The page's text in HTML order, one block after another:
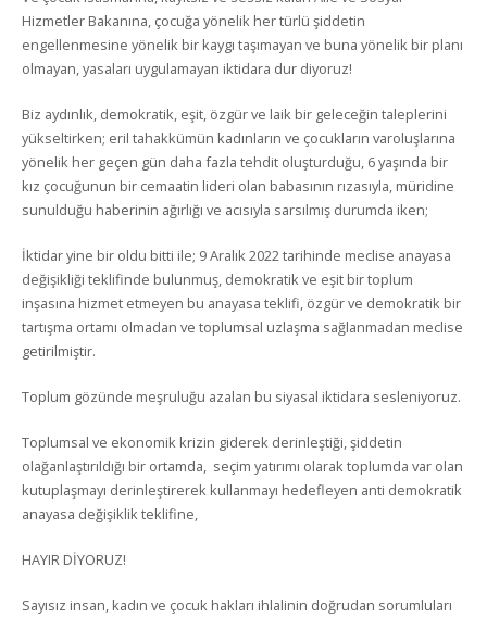
Hizmetler Bakanına, çocuğa yönelik her türlü şiddetin
engellenmesine yönelik bir kaygı taşımayan ve buna yönelik bir planı
olmayan, yasaları uygulamayan iktidara dur diyoruz!
Biz aydınlık, demokratik, eşit, özgür ve laik bir geleceğin taleplerini
yükseltirken; eril tahakkümün kadınların ve çocukların varoluşlarına
yönelik her geçen gün daha fazla tehdit oluşturduğu, 6 yaşında bir
kız çocuğunun bir cemaatin lideri olan babasının rızasıyla, müridine
sunulduğu haberinin ağırlığı ve acısıyla sarsılmış durumda iken;
İktidar yine bir oldu bitti ile; 9 Aralık 2022 tarihinde meclise anayasa
değişikliği teklifinde bulunmuş, demokratik ve eşit bir toplum
inşasına hizmet etmeyen bu anayasa teklifi, özgür ve demokratik bir
tartışma ortamı olmadan ve toplumsal uzlaşma sağlanmadan meclise
getirilmiştir.
Toplum gözünde meşruluğu azalan bu siyasal iktidara sesleniyoruz.
Toplumsal ve ekonomik krizin giderek derinleştiği, şiddetin
olağanlaştırıldığı bir ortamda, seçim yatırımı olarak toplumda var olan
kutuplaşmayı derinleştirerek kullanmayı hedefleyen anti demokratik
anayasa değişiklik teklifine,
HAYIR DİYORUZ!
Sayısız insan, kadın ve çocuk hakları ihlalinin doğrudan sorumluları